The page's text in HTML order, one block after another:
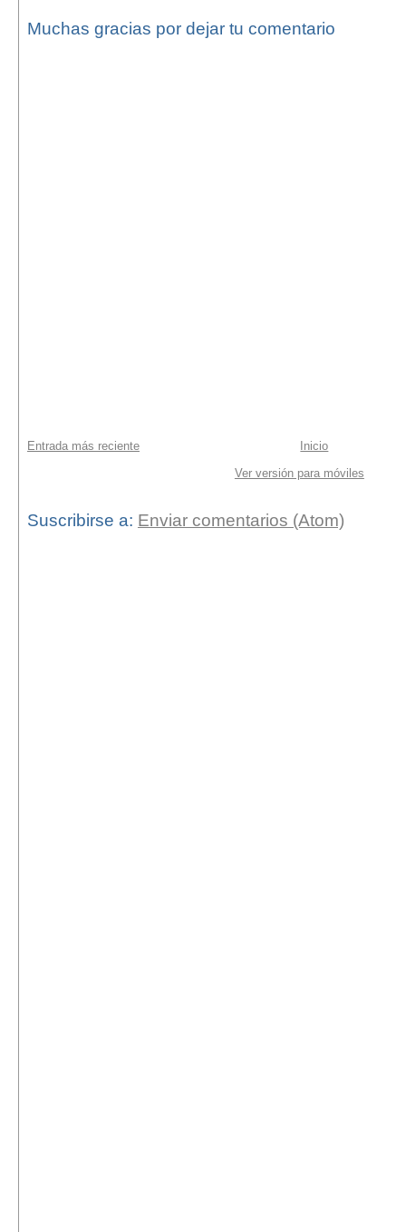
Muchas gracias por dejar tu comentario
Entrada más reciente
Inicio
Ver versión para móviles
Suscribirse a: Enviar comentarios (Atom)